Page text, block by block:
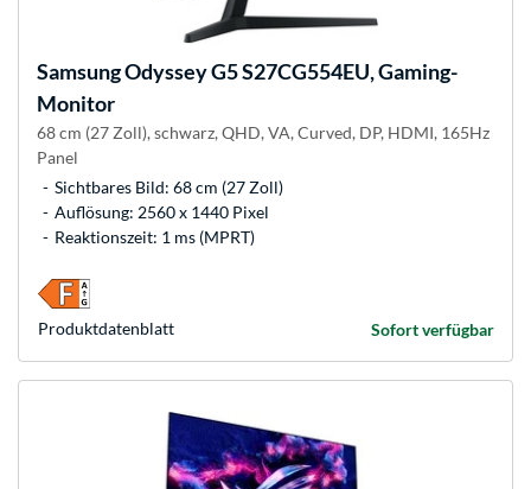
SamsungOdyssey G5 S27CG554EU, Gaming-
Monitor
68 cm (27 Zoll), schwarz, QHD, VA, Curved, DP, HDMI, 165Hz
Panel
Sichtbares Bild: 68 cm (27 Zoll)
Auflösung: 2560 x 1440 Pixel
Reaktionszeit: 1 ms (MPRT)
Sofort verfügbar
Produkt­datenblatt